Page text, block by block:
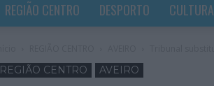
REGIÃO CENTRO DESPORTO CULTURA
REGIÃO CENTRO AVEIRO